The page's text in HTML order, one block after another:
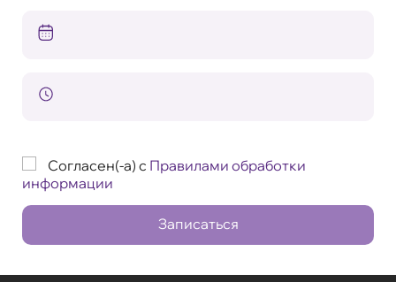
Согласен(-а) с Правилами обработки
информации
Записаться